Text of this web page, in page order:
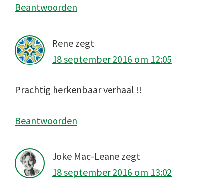
Beantwoorden
Rene zegt
18 september 2016 om 12:05
Prachtig herkenbaar verhaal !!
Beantwoorden
Joke Mac-Leane zegt
18 september 2016 om 13:02